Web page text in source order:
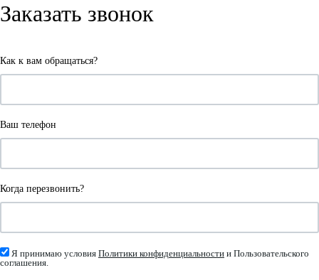
Заказать звонок
Как к вам обращаться?
Ваш телефон
Когда перезвонить?
Я принимаю условия Политики конфиденциальности и Пользовательского
соглашения.